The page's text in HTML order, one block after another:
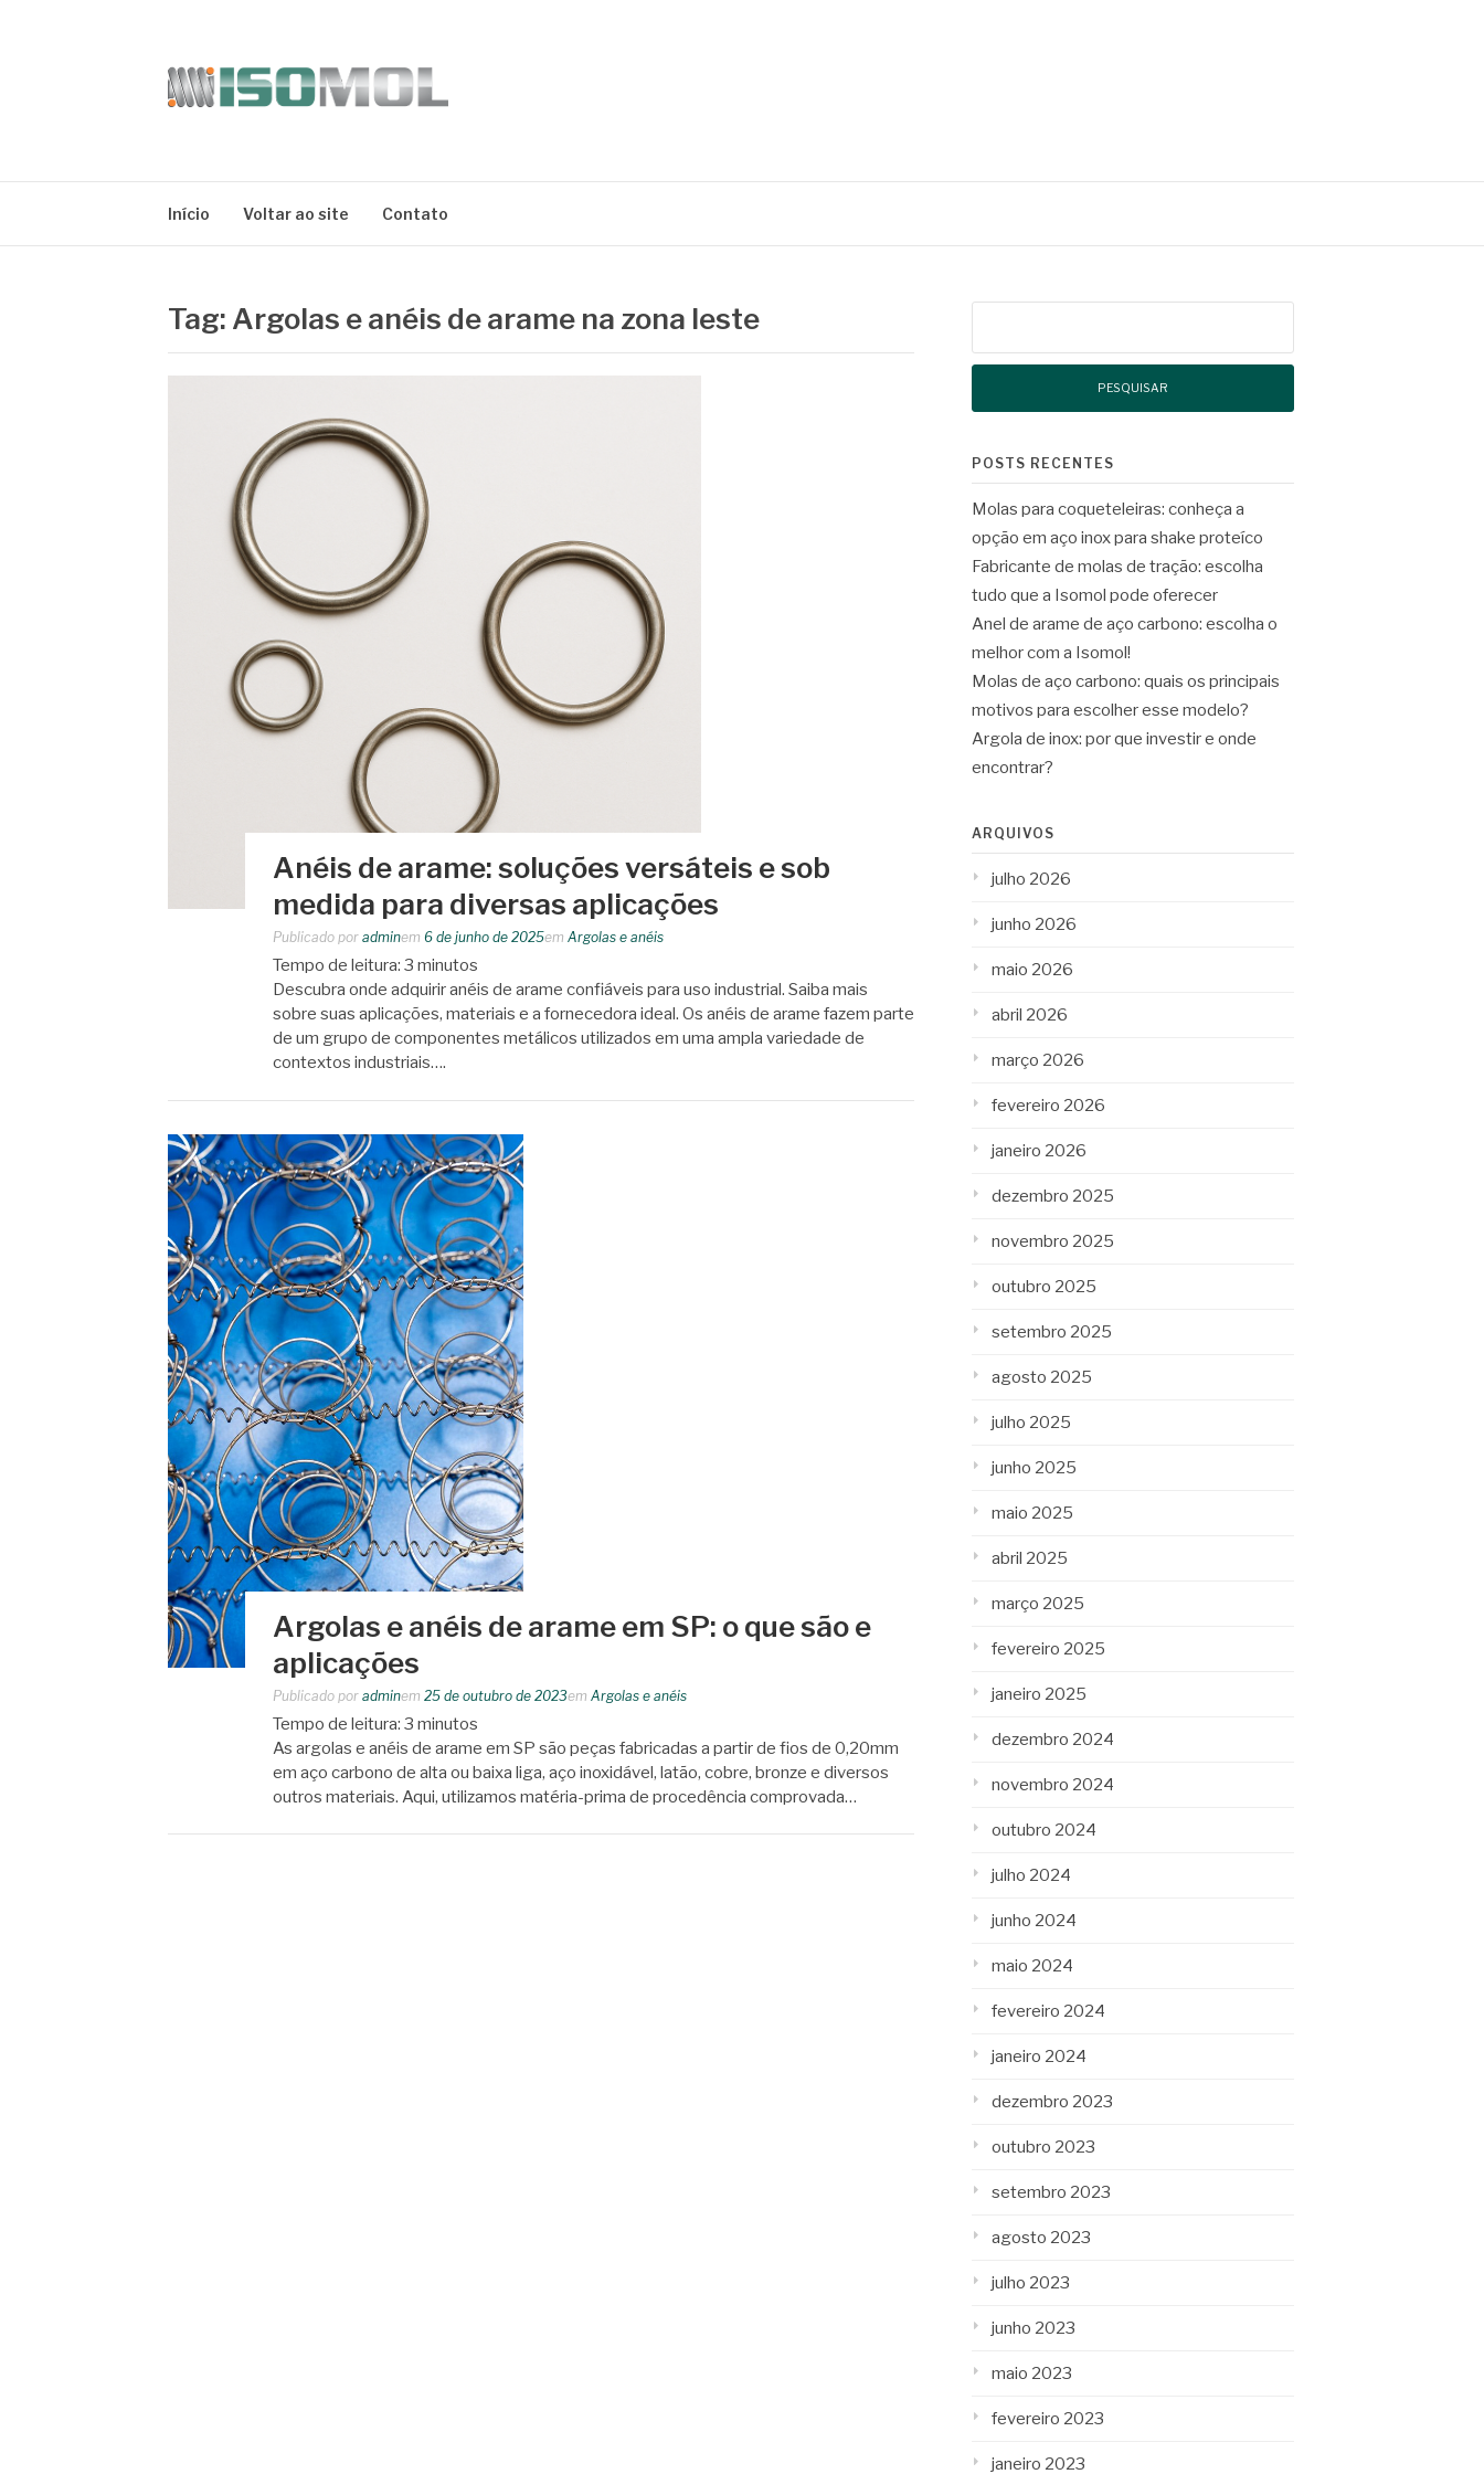
Início Voltar ao site Contato
Tag: Argolas e anéis de arame na zona leste
Anéis de arame: soluções versáteis e sob
medida para diversas aplicações
Publicado por adminem 6 de junho de 2025em Argolas e anéis
Tempo de leitura: 3 minutos
Descubra onde adquirir anéis de arame confiáveis para uso industrial. Saiba mais
sobre suas aplicações, materiais e a fornecedora ideal. Os anéis de arame fazem parte
de um grupo de componentes metálicos utilizados em uma ampla variedade de
contextos industriais….
Argolas e anéis de arame em SP: o que são e
aplicações
Publicado por adminem 25 de outubro de 2023em Argolas e anéis
Tempo de leitura: 3 minutos
As argolas e anéis de arame em SP são peças fabricadas a partir de fios de 0,20mm
em aço carbono de alta ou baixa liga, aço inoxidável, latão, cobre, bronze e diversos
outros materiais. Aqui, utilizamos matéria-prima de procedência comprovada…
POSTS RECENTES
Molas para coqueteleiras: conheça a
opção em aço inox para shake proteíco
Fabricante de molas de tração: escolha
tudo que a Isomol pode oferecer
Anel de arame de aço carbono: escolha o
melhor com a Isomol!
Molas de aço carbono: quais os principais
motivos para escolher esse modelo?
Argola de inox: por que investir e onde
encontrar?
ARQUIVOS
julho 2026
junho 2026
maio 2026
abril 2026
março 2026
fevereiro 2026
janeiro 2026
dezembro 2025
novembro 2025
outubro 2025
setembro 2025
agosto 2025
julho 2025
junho 2025
maio 2025
abril 2025
março 2025
fevereiro 2025
janeiro 2025
dezembro 2024
novembro 2024
outubro 2024
julho 2024
junho 2024
maio 2024
fevereiro 2024
janeiro 2024
dezembro 2023
outubro 2023
setembro 2023
agosto 2023
julho 2023
junho 2023
maio 2023
fevereiro 2023
janeiro 2023